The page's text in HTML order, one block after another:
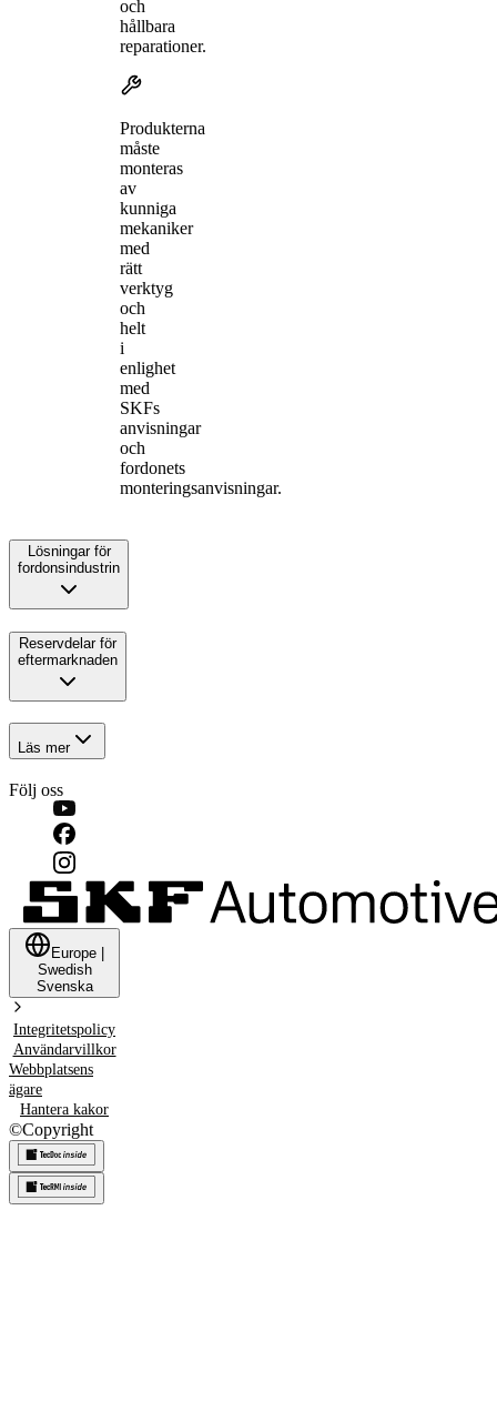
och
hållbara
reparationer.
Produkterna
måste
monteras
av
kunniga
mekaniker
med
rätt
verktyg
och
helt
i
enlighet
med
SKFs
anvisningar
och
fordonets
monteringsanvisningar.
Lösningar för
fordonsindustrin
Reservdelar för
eftermarknaden
Läs mer
Följ oss
Europe
Swedish
Svenska
Integritetspolicy
Användarvillkor
Webbplatsens
ägare
Hantera kakor
©Copyright